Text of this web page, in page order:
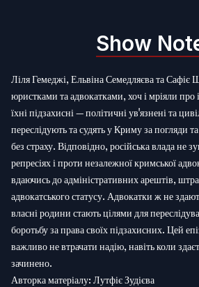
Show
Ліля Гемеджі, Ельвіна Семедляєва та Сафіє
юристками та адвокатками, хоч і мріяли про
їхні підзахисні — політичні ув'язнені та
переслідують та судять у Криму за погляди
без страху. Відповідно, російська влада не
репресіях і проти незалежної кримської
вдаючись до адміністративних арештів,
адвокатського статусу. Адвокатки ж не
власні родини стають цілями для
боротьбу за права своїх підзахисних. Цей
важливо не втрачати надію, навіть коли
зачинено.
Авторка матеріалу: Лутфіє Зудієва